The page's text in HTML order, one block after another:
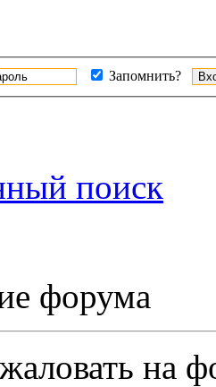
Запомнить?
поиск
форума
на